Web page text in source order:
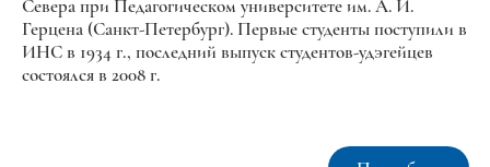
Севера при Педагогическом университете им. А. И.
Герцена (Санкт-Петербург). Первые студенты поступили в
ИНС в 1934 г., последний выпуск студентов-удэгейцев
состоялся в 2008 г.